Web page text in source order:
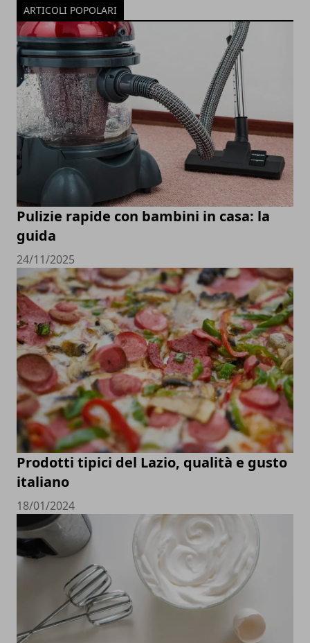
ARTICOLI POPOLARI
Pulizie rapide con bambini in casa: la
guida
24/11/2025
Prodotti tipici del Lazio, qualità e gusto
italiano
18/01/2024